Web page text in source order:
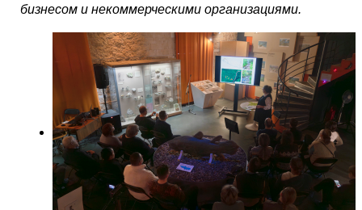
бизнесом и некоммерческими организациями.